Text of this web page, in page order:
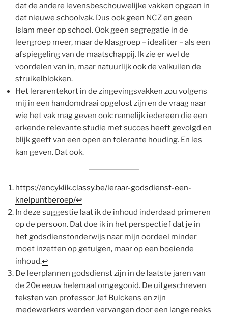
dat de andere levensbeschouwelijke vakken opgaan in
dat nieuwe schoolvak. Dus ook geen NCZ en geen
Islam meer op school. Ook geen segregatie in de
leergroep meer, maar de klasgroep – idealiter – als een
afspiegeling van de maatschappij. Ik zie er wel de
voordelen van in, maar natuurlijk ook de valkuilen de
struikelblokken.
Het lerarentekort in de zingevingsvakken zou volgens
mij in een handomdraai opgelost zijn en de vraag naar
wie het vak mag geven ook: namelijk iedereen die een
erkende relevante studie met succes heeft gevolgd en
blijk geeft van een open en tolerante houding. En les
kan geven. Dat ook.
https://encyklik.classy.be/leraar-godsdienst-een-
knelpuntberoep/↩
In deze suggestie laat ik de inhoud inderdaad primeren
op de persoon. Dat doe ik in het perspectief dat je in
het godsdienstonderwijs naar mijn oordeel minder
moet inzetten op getuigen, maar op een boeiende
inhoud.↩
De leerplannen godsdienst zijn in de laatste jaren van
de 20e eeuw helemaal omgegooid. De uitgeschreven
teksten van professor Jef Bulckens en zijn
medewerkers werden vervangen door een lange reeks